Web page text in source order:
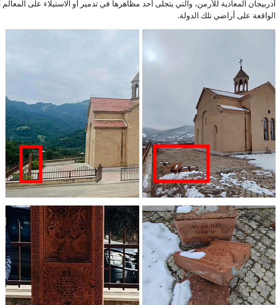
أذربيجان المعادية للأرمن، والتي يتجلى أحد مظاهرها في تدمير أو الاستيلاء على المعالم
الواقعة على أراضي تلك الدولة.